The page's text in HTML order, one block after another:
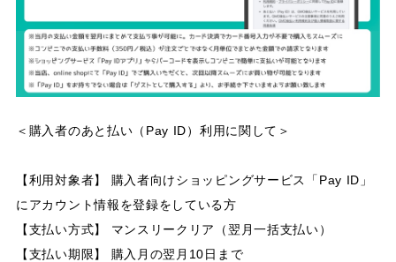
＜購入者のあと払い（Pay ID）利用に関して＞
【利用対象者】 購入者向けショッピングサービス「Pay ID」
にアカウント情報を登録をしている方
【支払い方式】 マンスリークリア（翌月一括支払い）
【支払い期限】 購入月の翌月10日まで